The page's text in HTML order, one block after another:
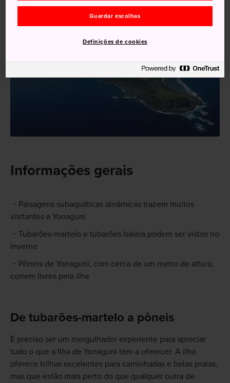
Informações gerais
Paisagens subaquáticas dinâmicas trazem muitos
visitantes a Yonaguni
Tubarões-martelo e tubarões-baleia podem ser vistos no
inverno
Pôneis de Yonaguni, com cerca de um metro de altura,
correm livres pela ilha
De tubarões-martelo a pôneis
É preciso ser um mergulhador experiente para apreciar
tudo o que a Ilha de Yonaguni tem a oferecer. A ilha
oferece trilhas excelentes para caminhadas e belas praias,
mas que estão mais perto do que qualquer outra de
Guardar escolhas
Definições de cookies